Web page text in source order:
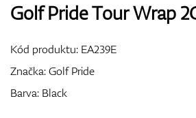
Golf Pride Tour Wrap
Kód produktu: EA239E
Značka:Golf Pride
Barva: Black